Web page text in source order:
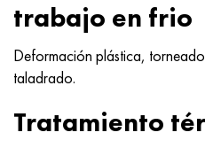
trabajo en frio
Deformación plástica,
taladrado.
Tratamiento